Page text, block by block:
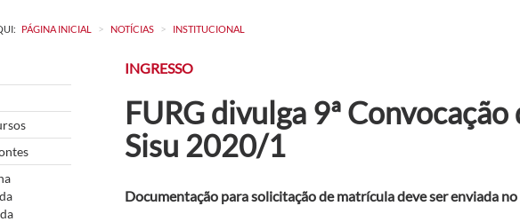
PÁGINA INICIAL > NOTÍCIAS > INSTITUCIONAL
INGRESSO
FURG divulga 9ª
Sisu 2020/1
Documentação para solicitação de matrícula deve ser enviada